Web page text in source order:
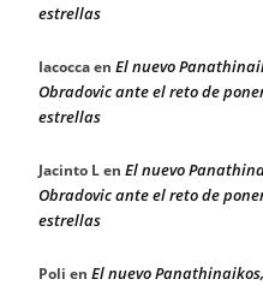
estrellas
Iacoccaen El nuevo
Obradovic ante el reto de
estrellas
Jacinto Len El nuevo
Obradovic ante el reto de
estrellas
Poli en El nuevo